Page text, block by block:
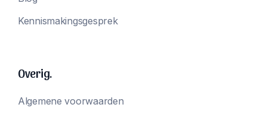
Kennismakingsgesprek
Overig.
Algemene voorwaarden